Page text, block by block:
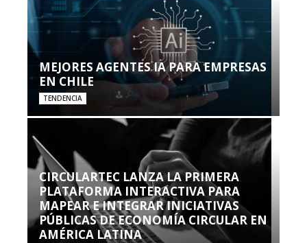
MEJORES AGENTES IA PARA EMPRESAS
EN CHILE
TENDENCIA
CIRCULARTEC LANZA LA PRIMERA
PLATAFORMA INTERACTIVA PARA
MAPEAR E INTEGRAR INICIATIVAS
PÚBLICAS DE ECONOMÍA CIRCULAR EN
AMÉRICA LATINA